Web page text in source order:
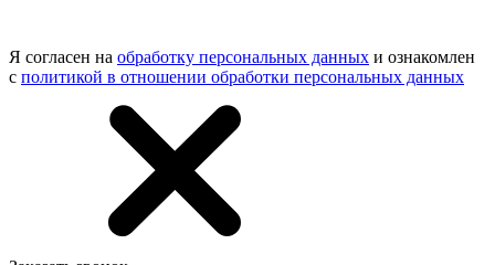
Я согласен на обработку персональных данных и ознакомлен
с политикой в отношении обработки персональных данных